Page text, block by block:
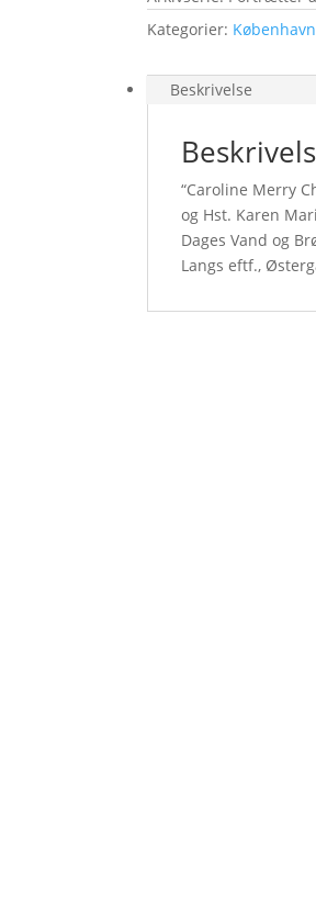
Kategorier:
Beskrivelse
“Caroline Merry
og Hst. Karen
Dages Vand og
Langs eftf.,